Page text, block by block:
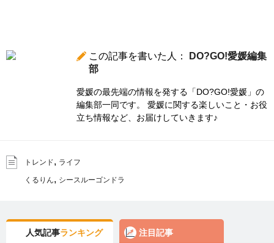
この記事を書いた人：
DO?GO!愛媛編集
部
愛媛の最先端の情報を発する「DO?GO!愛媛」の
編集部一同です。 愛媛に関する楽しいこと・お役
立ち情報など、お届けしていきます♪
トレンド, ライフ
くるりん, シースルーゴンドラ
人気記事ランキング 注目記事